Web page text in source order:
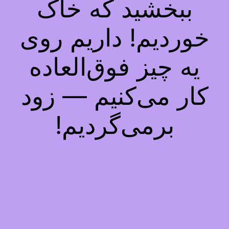
ببخشید که خاک
خوردیم! داریم روی
یه چیز فوق‌العاده
کار می‌کنیم — زود
برمی‌گردیم!